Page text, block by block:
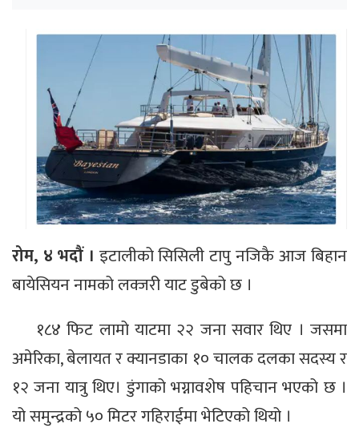
रोम, ४ भदौं । इटालीको सिसिली टापु नजिकै आज बिहान
बायेसियन नामको लक्जरी याट डुबेको छ ।
१८४ फिट लामो याटमा २२ जना सवार थिए । जसमा
अमेरिका, बेलायत र क्यानडाका १० चालक दलका सदस्य र
१२ जना यात्रु थिए। डुंगाको भग्नावशेष पहिचान भएको छ ।
यो समुन्द्रको ५० मिटर गहिराईमा भेटिएको थियो ।